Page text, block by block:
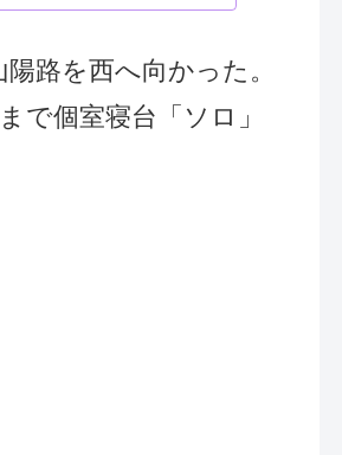
路を西へ向かった。
で個室寝台「ソロ」